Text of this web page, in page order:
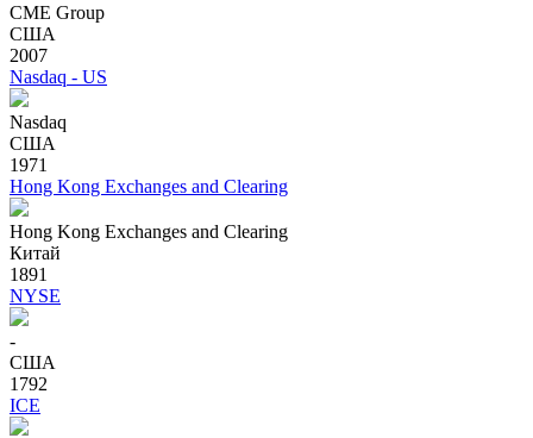
CME Group
США
2007
Nasdaq - US
Nasdaq
США
1971
Hong Kong Exchanges and Clearing
Hong Kong Exchanges and Clearing
Китай
1891
NYSE
-
США
1792
ICE